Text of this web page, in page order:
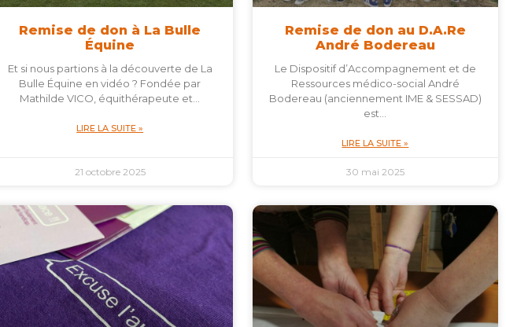
Remise de don à La Bulle
Équine
Et si nous partions à la découverte de La
Bulle Équine en vidéo ? Fondée par
Mathilde VICO, équithérapeute et…
LIRE LA SUITE »
21 octobre 2025
Remise de don au D.A.Re
André Bodereau
Le Dispositif d’Accompagnement et de
Ressources médico-social André
Bodereau (anciennement IME & SESSAD)
est…
LIRE LA SUITE »
30 mai 2025